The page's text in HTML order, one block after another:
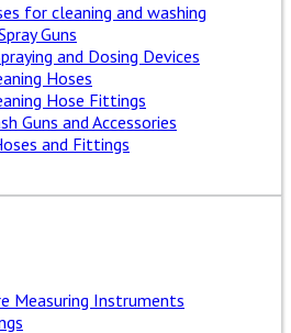
for cleaning and washing
Guns
and Dosing Devices
Hoses
Hose Fittings
Guns and Accessories
and Fittings
Measuring Instruments